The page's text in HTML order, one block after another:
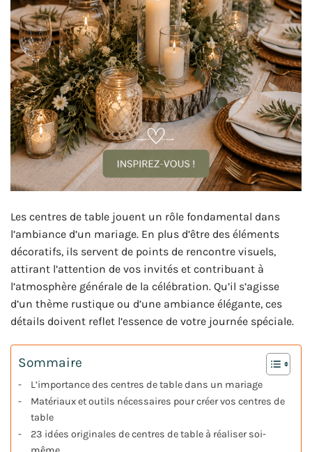
Les centres de table jouent un rôle fondamental dans
l’ambiance d’un mariage. En plus d’être des éléments
décoratifs, ils servent de points de rencontre visuels,
attirant l’attention de vos invités et contribuant à
l’atmosphère générale de la célébration. Qu’il s’agisse
d’un thème rustique ou d’une ambiance élégante, ces
détails doivent reflet l’essence de votre journée spéciale.
Sommaire
L’importance des centres de table dans un mariage
Matériaux et outils nécessaires pour créer vos centres de
table
23 idées originales de centres de table à réaliser soi-